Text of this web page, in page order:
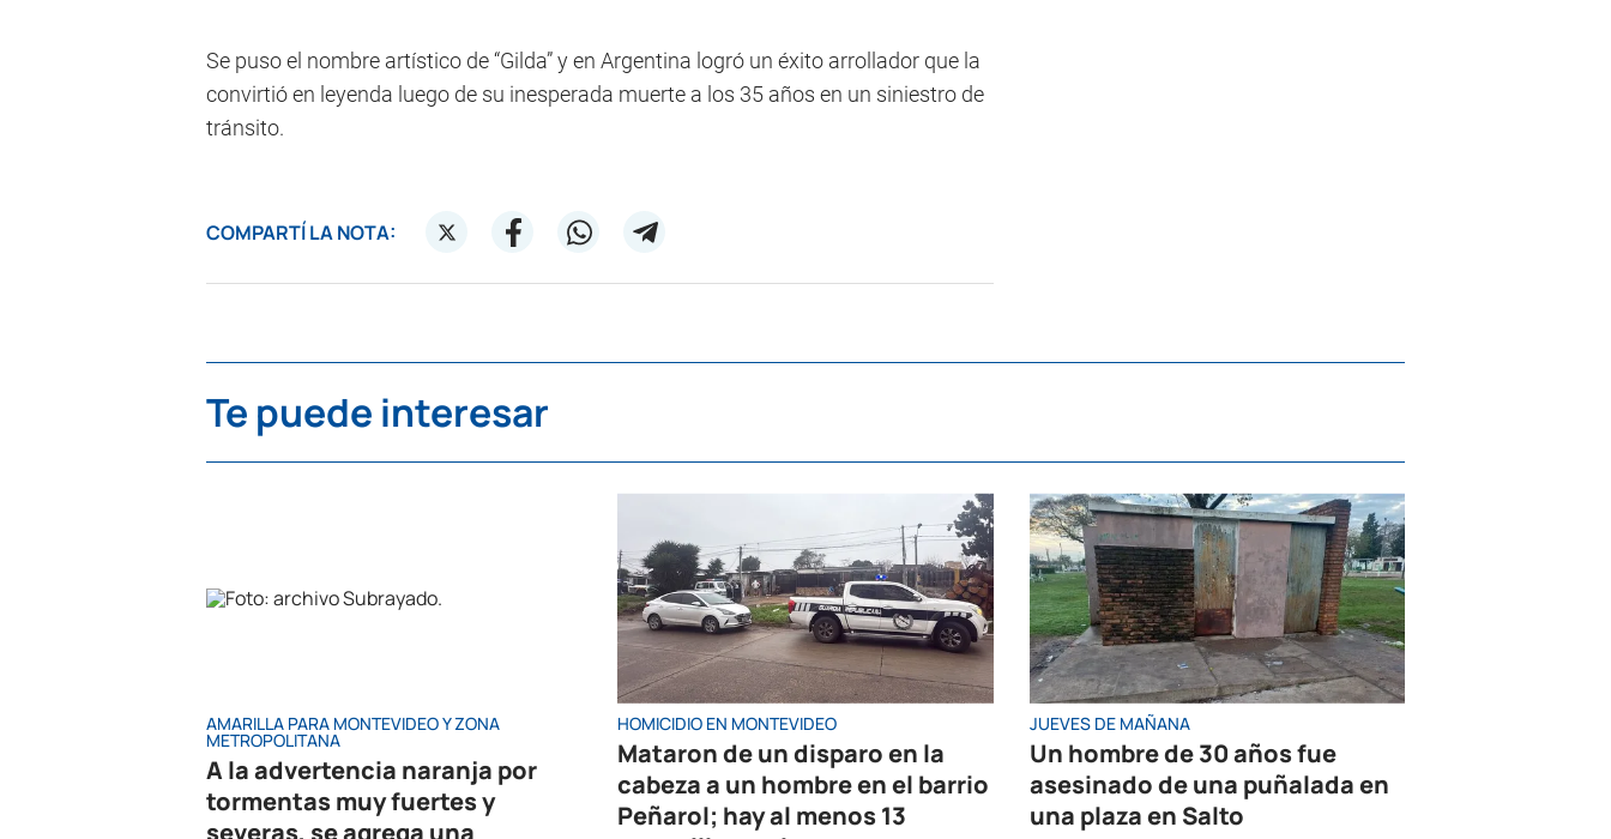
Se puso el nombre artístico de “Gilda” y en Argentina logró un éxito arrollador que la
convirtió en leyenda luego de su inesperada muerte a los 35 años en un siniestro de
tránsito.
COMPARTÍ LA NOTA:
Te puede interesar
AMARILLA PARA MONTEVIDEO Y ZONA
METROPOLITANA
A la advertencia naranja por
tormentas muy fuertes y
severas, se agrega una
HOMICIDIO EN MONTEVIDEO
Mataron de un disparo en la
cabeza a un hombre en el barrio
Peñarol; hay al menos 13
JUEVES DE MAÑANA
Un hombre de 30 años fue
asesinado de una puñalada en
una plaza en Salto